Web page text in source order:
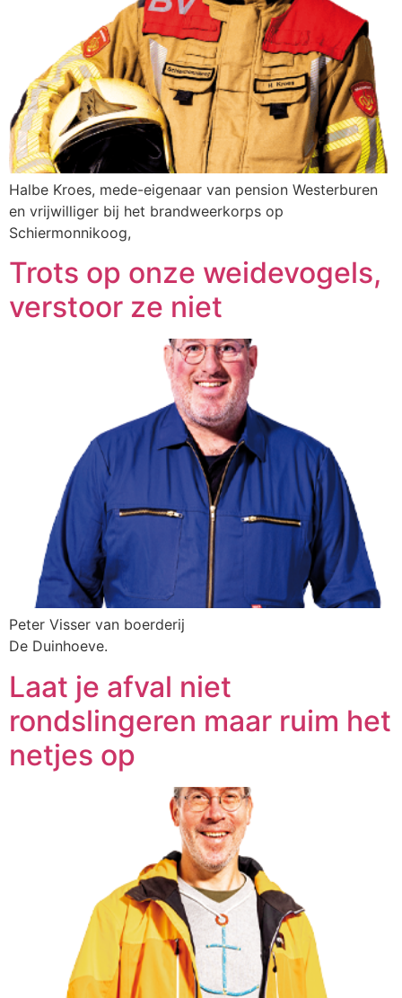
Halbe Kroes, mede-eigenaar van pension Westerburen
en vrijwilliger bij het brandweerkorps op
Schiermonnikoog,
Trots op onze weidevogels,
verstoor ze niet
Peter Visser van boerderij
De Duinhoeve.
Laat je afval niet
rondslingeren maar ruim het
netjes op